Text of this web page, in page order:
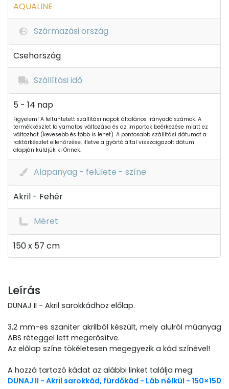
AQUALINE
Származási ország
Csehország
Szállítási idő
5 - 14 nap
Figyelem! A feltüntetett szállítási napok általános irányadó számok. A
termékkészlet folyamatos változása és az importok beérkezése miatt ez
változhat (kevesebb és több is lehet). A pontosabb szállítási dátumot a
raktárkészlet ellenőrzése, illetve a gyártó által visszaigazolt dátum
alapján küldjük ki Önnek.
Alapanyag - felülete - színe
Akril - Fehér
Méret
150 x 57 cm
Leírás
DUNAJ II - Akril sarokkádhoz előlap.
3,2 mm-es szaniter akrilból készült, mely alulról műanyag
ABS réteggel lett megerősítve.
Az előlap színe tökéletesen megegyezik a kád színével!
A hozzá tartozó kádat az alábbi linket találja meg:
DUNAJ II - Akril sarokkád, fürdőkád - Láb nélkül - 150×150